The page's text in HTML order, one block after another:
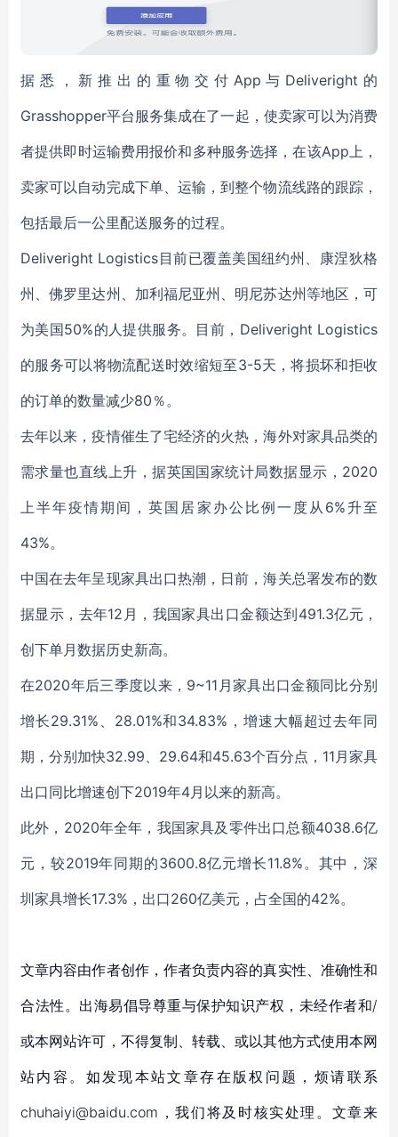
据悉，新推出的重物交付App与Deliveright的
Grasshopper平台服务集成在了一起，使卖家可以为消费
者提供即时运输费用报价和多种服务选择，在该App上，
卖家可以自动完成下单、运输，到整个物流线路的跟踪，
包括最后一公里配送服务的过程。
Deliveright Logistics目前已覆盖美国纽约州、康涅狄格
州、佛罗里达州、加利福尼亚州、明尼苏达州等地区，可
为美国50%的人提供服务。目前，Deliveright Logistics
的服务可以将物流配送时效缩短至3-5天，将损坏和拒收
的订单的数量减少80％。
去年以来，疫情催生了宅经济的火热，海外对家具品类的
需求量也直线上升，据英国国家统计局数据显示，2020
上半年疫情期间，英国居家办公比例一度从6%升至
43%。
中国在去年呈现家具出口热潮，日前，海关总署发布的数
据显示，去年12月，我国家具出口金额达到491.3亿元，
创下单月数据历史新高。
在2020年后三季度以来，9~11月家具出口金额同比分别
增长29.31%、28.01%和34.83%，增速大幅超过去年同
期，分别加快32.99、29.64和45.63个百分点，11月家具
出口同比增速创下2019年4月以来的新高。
此外，2020年全年，我国家具及零件出口总额4038.6亿
元，较2019年同期的3600.8亿元增长11.8%。其中，深
圳家具增长17.3%，出口260亿美元，占全国的42%。
文章内容由作者创作，作者负责内容的真实性、准确性和
合法性。出海易倡导尊重与保护知识产权，未经作者和/
或本网站许可，不得复制、转载、或以其他方式使用本网
站内容。如发现本站文章存在版权问题，烦请联系
chuhaiyi@baidu.com，我们将及时核实处理。文章来